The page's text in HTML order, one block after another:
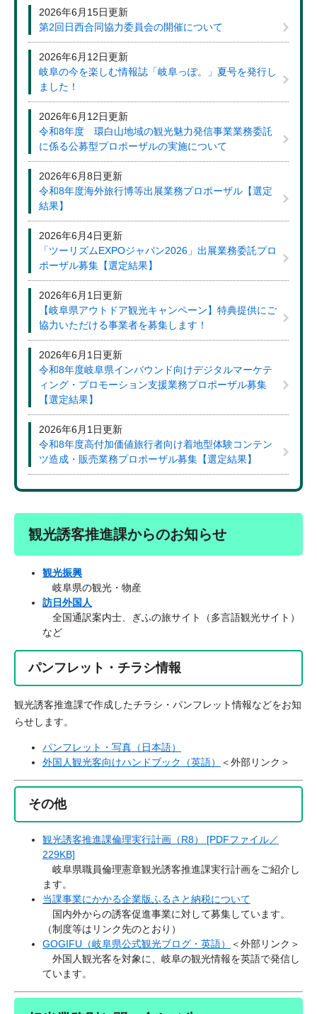
2026年6月15日更新
第2回日西合同協力委員会の開催について
2026年6月12日更新
岐阜の今を楽しむ情報誌「岐阜っぽ。」夏号を発行し
ました！
2026年6月12日更新
令和8年度 環白山地域の観光魅力発信事業業務委託
に係る公募型プロポーザルの実施について
2026年6月8日更新
令和8年度海外旅行博等出展業務プロポーザル【選定
結果】
2026年6月4日更新
「ツーリズムEXPOジャパン2026」出展業務委託プロ
ポーザル募集【選定結果】
2026年6月1日更新
【岐阜県アウトドア観光キャンペーン】特典提供にご
協力いただける事業者を募集します！
2026年6月1日更新
令和8年度岐阜県インバウンド向けデジタルマーケテ
ィング・プロモーション支援業務プロポーザル募集
【選定結果】
2026年6月1日更新
令和8年度高付加価値旅行者向け着地型体験コンテン
ツ造成・販売業務プロポーザル募集【選定結果】
観光誘客推進課からのお知らせ
観光振興
岐阜県の観光・物産
訪日外国人
全国通訳案内士、ぎふの旅サイト（多言語観光サイト）
など
パンフレット・チラシ情報
観光誘客推進課で作成したチラシ・パンフレット情報などをお知
らせします。
パンフレット・写真（日本語）
外国人観光客向けハンドブック（英語）
＜外部リンク＞
その他
観光誘客推進課倫理実行計画（R8） [PDFファイル／
229KB]
岐阜県職員倫理憲章観光誘客推進課実行計画をご紹介し
ます。
当課事業にかかる企業版ふるさと納税について
国内外からの誘客促進事業に対して募集しています。
（制度等はリンク先のとおり）
GOGIFU（岐阜県公式観光ブログ・英語）
＜外部リンク＞
外国人観光客を対象に、岐阜の観光情報を英語で発信し
ています。